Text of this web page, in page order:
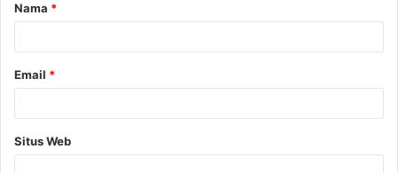
r
Nama *
Email *
Situs Web